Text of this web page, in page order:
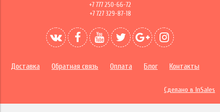
+7 777 250-66-72
+7 727 329-87-18
Доставка Обратная связь Оплата Блог Контакты
Сделано в InSales